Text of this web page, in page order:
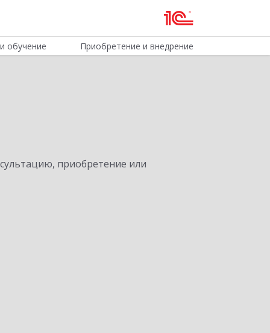
обучение Приобретение и внедрение
приобретение или